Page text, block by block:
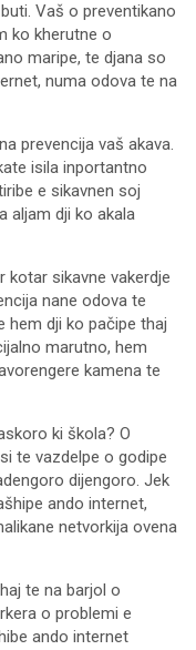
Vaš o preventikano
ko kherutne o
maripe, te djana so
numa odova te na
prevencija vaš akava.
isila inportantno
e sikavnen soj
aljam dji ko akala
kotar sikavne vakerdje
nane odova te
hem dji ko pačipe thaj
marutno, hem
kamena te
ki škola? O
te vazdelpe o godipe
dijengoro. Jek
ando internet,
netvorkija ovena
te na barjol o
o problemi e
ando internet